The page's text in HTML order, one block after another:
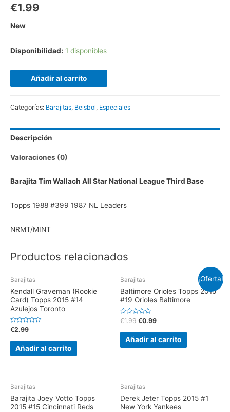
€1.99
New
Disponibilidad: 1 disponibles
Añadir al carrito
Categorías: Barajitas, Beisbol, Especiales
Descripción
Valoraciones (0)
Barajita Tim Wallach All Star National League Third Base
Topps 1988 #399 1987 NL Leaders
NRMT/MINT
Productos relacionados
Barajitas
Kendall Graveman (Rookie
Card) Topps 2015 #14
Azulejos Toronto
V
l
a
0
d
e
5
€2.99
Añadir al carrito
¡Oferta!
Barajitas
Baltimore Orioles Topps 2015
#19 Orioles Baltimore
V
l
a
e
€1.99 €0.99
Añadir al carrito
Barajitas
Barajita Joey Votto Topps
2015 #15 Cincinnati Reds
Barajitas
Derek Jeter Topps 2015 #1
New York Yankees